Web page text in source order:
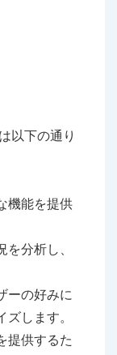
以下の通り
機能を提供
を分析し、
ーの好みに
します。
提供するた